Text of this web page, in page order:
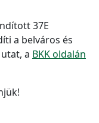
37E
a belváros és
a BKK oldalán